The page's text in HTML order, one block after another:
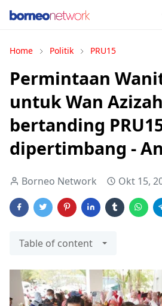
Home Politik PRU15
Permintaan
untuk Wan Azizah
bertanding
dipertimbang -
Borneo Network Okt 15,
Table of content